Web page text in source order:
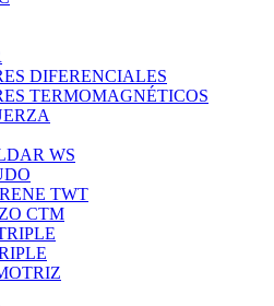
DIFERENCIALES
TERMOMAGNÉTICOS
WS
TWT
CTM